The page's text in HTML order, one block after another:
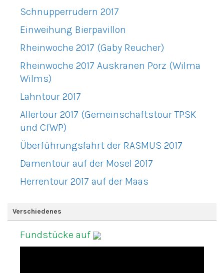
Schnupperrudern 2017
Einweihung Bierpavillon
Rheinwoche 2017 (Gaby Reucher)
Rheinwoche 2017 Auskranen Porz (Wilma
Wilms)
Lahntour 2017
Allertour 2017 (Gemeinschaftstour TPSK
und CfWP)
Überführungsfahrt der RASMUS 2017
Damentour auf der Mosel 2017
Herrentour 2017 auf der Maas
Verschiedenes
Fundstücke auf